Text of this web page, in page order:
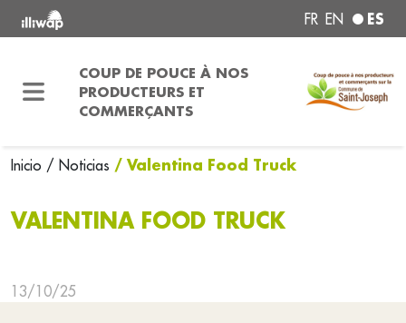
FR EN ES
COUP DE POUCE À NOS
PRODUCTEURS ET
COMMERÇANTS
Inicio / Noticias / Valentina Food Truck
VALENTINA FOOD TRUCK
13/10/25